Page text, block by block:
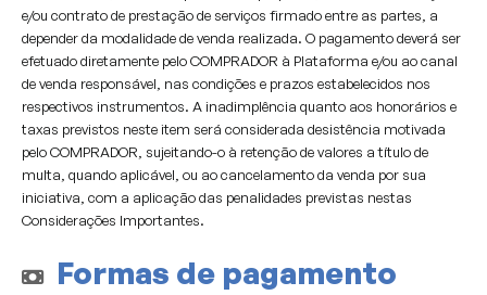
e/ou contrato de prestação de serviços firmado entre as partes, a
depender da modalidade de venda realizada. O pagamento deverá ser
efetuado diretamente pelo COMPRADOR à Plataforma e/ou ao canal
de venda responsável, nas condições e prazos estabelecidos nos
respectivos instrumentos. A inadimplência quanto aos honorários e
taxas previstos neste item será considerada desistência motivada
pelo COMPRADOR, sujeitando-o à retenção de valores a título de
multa, quando aplicável, ou ao cancelamento da venda por sua
iniciativa, com a aplicação das penalidades previstas nestas
Considerações Importantes.
Formas de pagamento